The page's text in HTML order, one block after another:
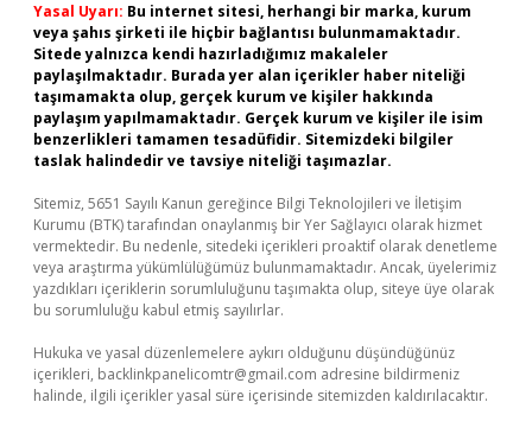
Yasal Uyarı: Bu internet sitesi, herhangi bir marka, kurum
veya şahıs şirketi ile hiçbir bağlantısı bulunmamaktadır.
Sitede yalnızca kendi hazırladığımız makaleler
paylaşılmaktadır. Burada yer alan içerikler haber niteliği
taşımamakta olup, gerçek kurum ve kişiler hakkında
paylaşım yapılmamaktadır. Gerçek kurum ve kişiler ile isim
benzerlikleri tamamen tesadüfidir. Sitemizdeki bilgiler
taslak halindedir ve tavsiye niteliği taşımazlar.
Sitemiz, 5651 Sayılı Kanun gereğince Bilgi Teknolojileri ve İletişim
Kurumu (BTK) tarafından onaylanmış bir Yer Sağlayıcı olarak hizmet
vermektedir. Bu nedenle, sitedeki içerikleri proaktif olarak denetleme
veya araştırma yükümlülüğümüz bulunmamaktadır. Ancak, üyelerimiz
yazdıkları içeriklerin sorumluluğunu taşımakta olup, siteye üye olarak
bu sorumluluğu kabul etmiş sayılırlar.
Hukuka ve yasal düzenlemelere aykırı olduğunu düşündüğünüz
içerikleri, backlinkpanelicomtr@gmail.com adresine bildirmeniz
halinde, ilgili içerikler yasal süre içerisinde sitemizden kaldırılacaktır.